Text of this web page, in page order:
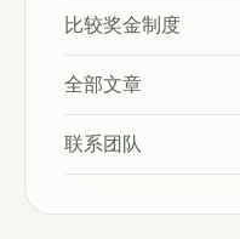
比较奖金制度
全部文章
联系团队